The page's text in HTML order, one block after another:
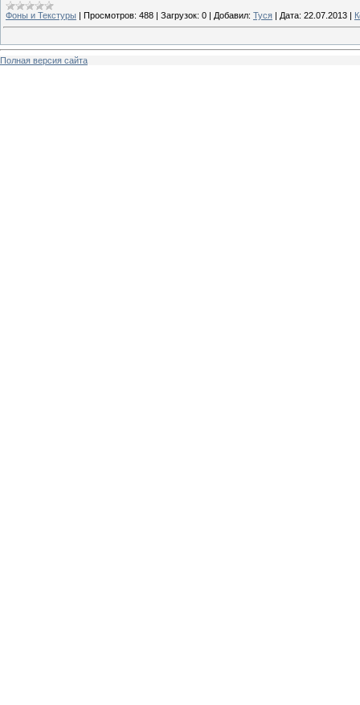
Фоны и Текстуры | Просмотров: 488 | Загрузок: 0 | Добавил: Туся | Дата: 22.07.2013 |
Полная версия сайта